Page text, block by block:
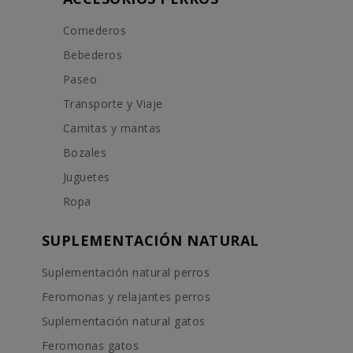
Comederos
Bebederos
Paseo
Transporte y Viaje
Camitas y mantas
Bozales
Juguetes
Ropa
SUPLEMENTACIÓN NATURAL
Suplementación natural perros
Feromonas y relajantes perros
Suplementación natural gatos
Feromonas gatos